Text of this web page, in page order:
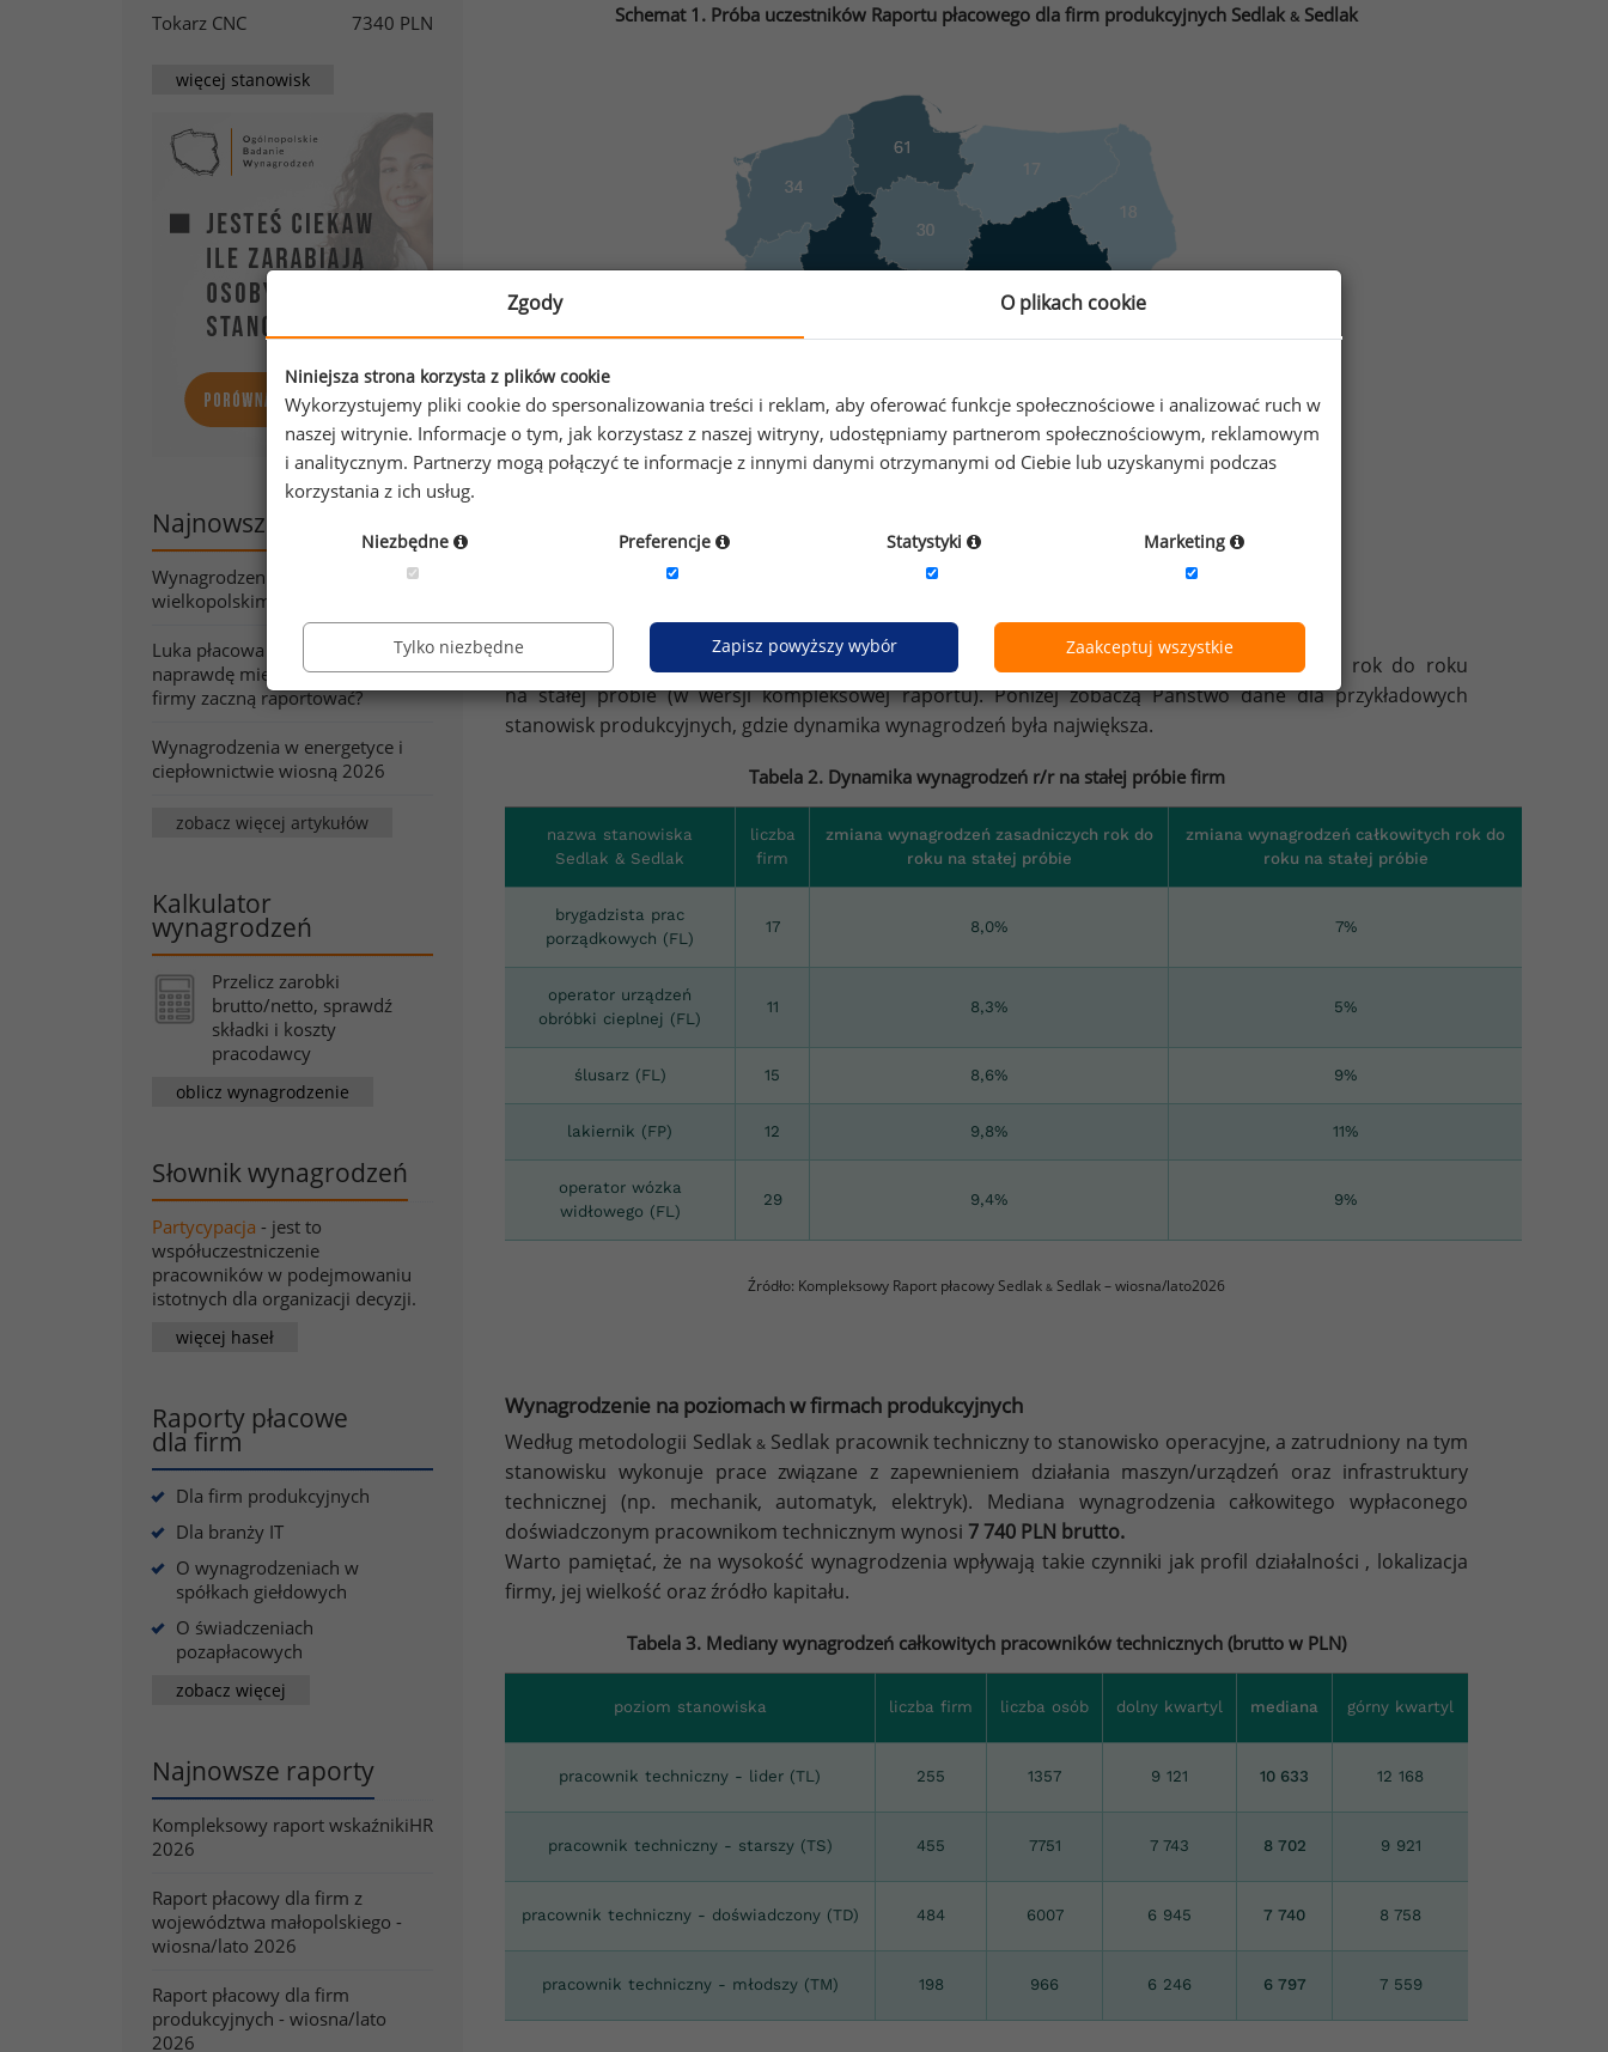
Tokarz CNC
7340 PLN
więcej stanowisk
Najnowsze artykuły
Wynagrodzenia w województwie
wielkopolskim wiosną 2026
Luka płacowa pod lupą. Co
naprawdę mierzy wskaźnik, który
firmy zaczną raportować?
Wynagrodzenia w energetyce i
ciepłownictwie wiosną 2026
zobacz więcej artykułów
Kalkulator
wynagrodzeń
Przelicz zarobki
brutto/netto, sprawdź
składki i koszty
pracodawcy
oblicz wynagrodzenie
Słownik wynagrodzeń
Partycypacja - jest to
współuczestniczenie
pracowników w podejmowaniu
istotnych dla organizacji decyzji.
więcej haseł
Raporty płacowe
dla firm
Dla firm produkcyjnych
Dla branży IT
O wynagrodzeniach w
spółkach giełdowych
O świadczeniach
pozapłacowych
zobacz więcej
Najnowsze raporty
Kompleksowy raport wskaźnikiHR
2026
Raport płacowy dla firm z
województwa małopolskiego -
wiosna/lato 2026
Raport płacowy dla firm
produkcyjnych - wiosna/lato
2026
Schemat 1. Próba uczestników Raportu płacowego dla firm produkcyjnych Sedlak & Sedlak
&Sedlak dla firm produkcyjnych – wiosna/lato 2026
Nowością w naszym badaniu jest publikowanie dynamiki wynagrodzeń na stanowiskach rok do roku
na stałej próbie (w wersji kompleksowej raportu). Poniżej zobaczą Państwo dane dla przykładowych
stanowisk produkcyjnych, gdzie dynamika wynagrodzeń była największa.
Tabela 2. Dynamika wynagrodzeń r/r na stałej próbie firm
nazwa stanowiska
Sedlak & Sedlak
liczba
firm
zmiana wynagrodzeń zasadniczych rok do
roku na stałej próbie
zmiana wynagrodzeń całkowitych rok do
roku na stałej próbie
brygadzista prac
porządkowych (FL)
17 8,0% 7%
operator urządzeń
obróbki cieplnej (FL)
11 8,3% 5%
ślusarz (FL) 15 8,6% 9%
lakiernik (FP) 12 9,8% 11%
operator wózka
widłowego (FL)
29 9,4% 9%
Źródło: Kompleksowy Raport płacowy Sedlak & Sedlak – wiosna/lato2026
Wynagrodzenie na poziomach w firmach produkcyjnych
Według metodologii Sedlak &Sedlak pracownik techniczny to stanowisko operacyjne, a zatrudniony na tym
stanowisku wykonuje prace związane z zapewnieniem działania maszyn/urządzeń oraz infrastruktury
technicznej (np. mechanik, automatyk, elektryk). Mediana wynagrodzenia całkowitego wypłaconego
doświadczonym pracownikom technicznym wynosi 7 740 PLN brutto.
Warto pamiętać, że na wysokość wynagrodzenia wpływają takie czynniki jak profil działalności , lokalizacja
firmy, jej wielkość oraz źródło kapitału.
Tabela 3. Mediany wynagrodzeń całkowitych pracowników technicznych (brutto w PLN)
poziom stanowiska liczba firm liczba osób dolny kwartyl mediana górny kwartyl
pracownik techniczny - lider (TL) 255 1357 9 121 10 633 12 168
pracownik techniczny - starszy (TS) 455 7751 7 743 8 702 9 921
pracownik techniczny - doświadczony (TD) 484 6007 6 945 7 740 8 758
pracownik techniczny - młodszy (TM) 198 966 6 246 6 797 7 559
Zgody O plikach cookie
Niniejsza strona korzysta z plików cookie
Wykorzystujemy pliki cookie do spersonalizowania treści i reklam, aby oferować funkcje społecznościowe i analizować ruch w
naszej witrynie. Informacje o tym, jak korzystasz z naszej witryny, udostępniamy partnerom społecznościowym, reklamowym
i analitycznym. Partnerzy mogą połączyć te informacje z innymi danymi otrzymanymi od Ciebie lub uzyskanymi podczas
korzystania z ich usług.
Niezbędne Preferencje Statystyki Marketing
Tylko niezbędne Zapisz powyższy wybór Zaakceptuj wszystkie